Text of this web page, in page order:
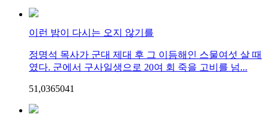
이런 밤이 다시는 오지 않기를
정명석 목사가 군대 제대 후 그 이듬해인 스물여섯 살 때
였다. 군에서 구사일생으로 20여 회 죽을 고비를 넘...
51,0365041